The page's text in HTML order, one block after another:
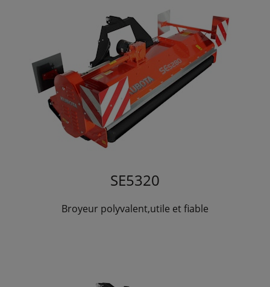
SE5320
Broyeur polyvalent,utile et fiable